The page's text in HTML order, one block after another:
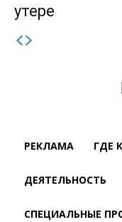
утере
РЕКЛАМА ГДЕ
ДЕЯТЕЛЬНОСТЬ
СПЕЦИАЛЬНЫЕ